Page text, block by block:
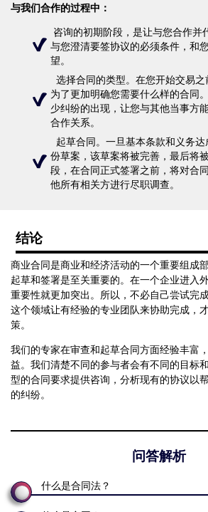
与我们合作的过程中：
咨询的初期阶段，是让与您合作并
与您澄清要签协议的必须条件，和
望。
选择合同的类型。在您开始交易
为了更加明确您需要什么样的合同
少纠纷的出现，让您与其他当事方
合作关系。
起草合同。一旦基本条款和义务
份草案，该草案将被完善，最后将
段，在合同正式签署之前，将对合
他所有相关方进行尽职调查。
结论
商业合同是商业和经济活动的一个重要组成
起草和签署是至关重要的。在一个企业进入
重要性就更加突出。所以，不必自己尝试完
这个领域让有经验的专业团队来协助完成，
策。
我们的专家在审查和起草合同方面经验丰富
益。我们清楚不同的参与者会有不同的目标
型的合同要求提供咨询，分析现有的协议以
的纠纷。
问答解析
什么是合同法？